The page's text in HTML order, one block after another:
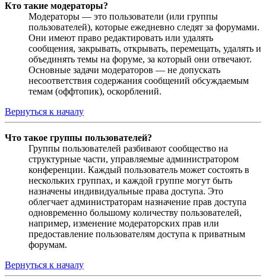
Кто такие модераторы?
Модераторы — это пользователи (или группы
пользователей), которые ежедневно следят за форумами.
Они имеют право редактировать или удалять
сообщения, закрывать, открывать, перемещать, удалять и
объединять темы на форуме, за который они отвечают.
Основные задачи модераторов — не допускать
несоответствия содержания сообщений обсуждаемым
темам (оффтопик), оскорблений.
Вернуться к началу
Что такое группы пользователей?
Группы пользователей разбивают сообщество на
структурные части, управляемые администратором
конференции. Каждый пользователь может состоять в
нескольких группах, и каждой группе могут быть
назначены индивидуальные права доступа. Это
облегчает администраторам назначение прав доступа
одновременно большому количеству пользователей,
например, изменение модераторских прав или
предоставление пользователям доступа к приватным
форумам.
Вернуться к началу